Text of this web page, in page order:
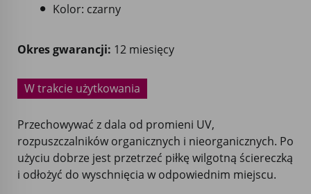
Kolor: czarny
Okres gwarancji: 12 miesięcy
W trakcie użytkowania
Przechowywać z dala od promieni UV,
rozpuszczalników organicznych i nieorganicznych. Po
użyciu dobrze jest przetrzeć piłkę wilgotną ściereczką
i odłożyć do wyschnięcia w odpowiednim miejscu.